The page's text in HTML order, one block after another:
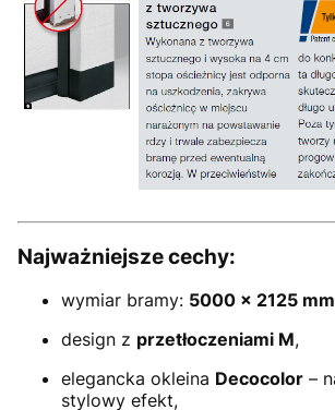
Najważniejsze cechy:
wymiar bramy: 5000 × 2125 mm
design z przetłoczeniami M,
elegancka okleina Decocolor –
stylowy efekt,